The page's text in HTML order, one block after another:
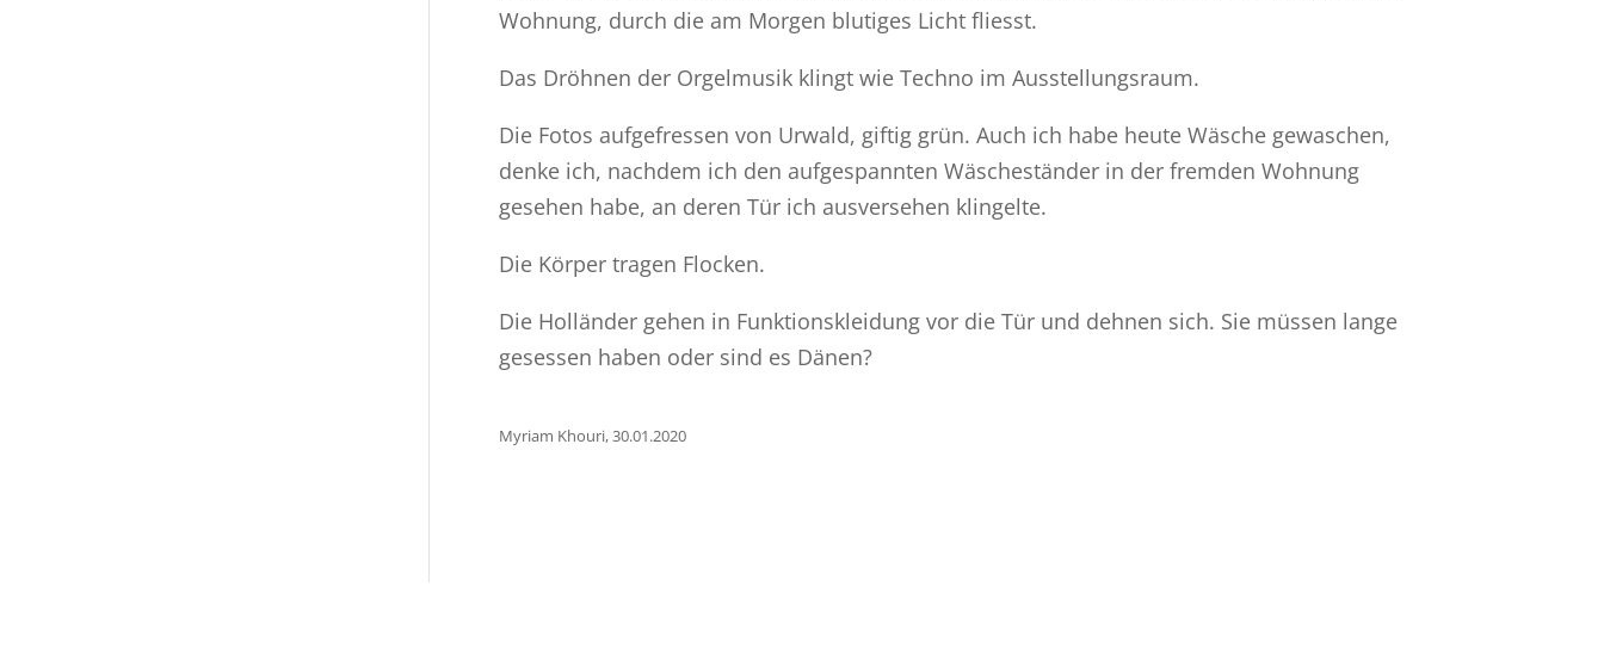
Wohnung, durch die am Morgen blutiges Licht fliesst.
Das Dröhnen der Orgelmusik klingt wie Techno im Ausstellungsraum.
Die Fotos aufgefressen von Urwald, giftig grün. Auch ich habe heute Wäsche gewaschen,
denke ich, nachdem ich den aufgespannten Wäscheständer in der fremden Wohnung
gesehen habe, an deren Tür ich ausversehen klingelte.
Die Körper tragen Flocken.
Die Holländer gehen in Funktionskleidung vor die Tür und dehnen sich. Sie müssen lange
gesessen haben oder sind es Dänen?
Myriam Khouri, 30.01.2020